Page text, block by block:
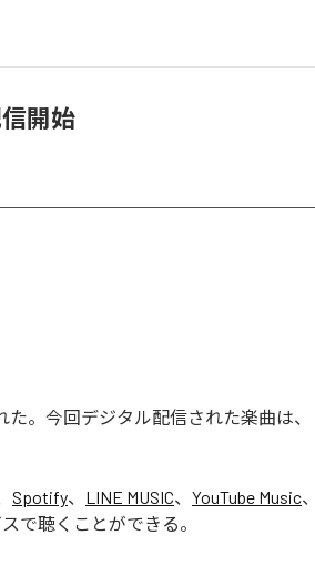
信開始
た。今回デジタル配信された楽曲は、
Spotify、 LINE MUSIC、 YouTube Music、
で聴くことができる。